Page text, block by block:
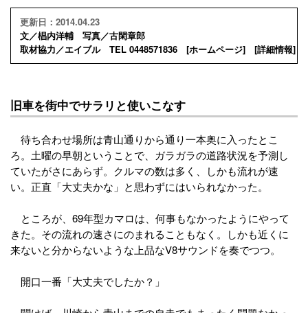
更新日：2014.04.23
文／椙内洋輔 写真／古閑章郎
取材協力／エイブル TEL 0448571836 [ホームページ] [詳細情報]
旧車を街中でサラリと使いこなす
待ち合わせ場所は青山通りから通り一本奥に入ったとこ
ろ。土曜の早朝ということで、ガラガラの道路状況を予測し
ていたがさにあらず。クルマの数は多く、しかも流れが速
い。正直「大丈夫かな」と思わずにはいられなかった。
ところが、69年型カマロは、何事もなかったようにやって
きた。その流れの速さにのまれることもなく。しかも近くに
来ないと分からないような上品なV8サウンドを奏でつつ。
開口一番「大丈夫でしたか？」